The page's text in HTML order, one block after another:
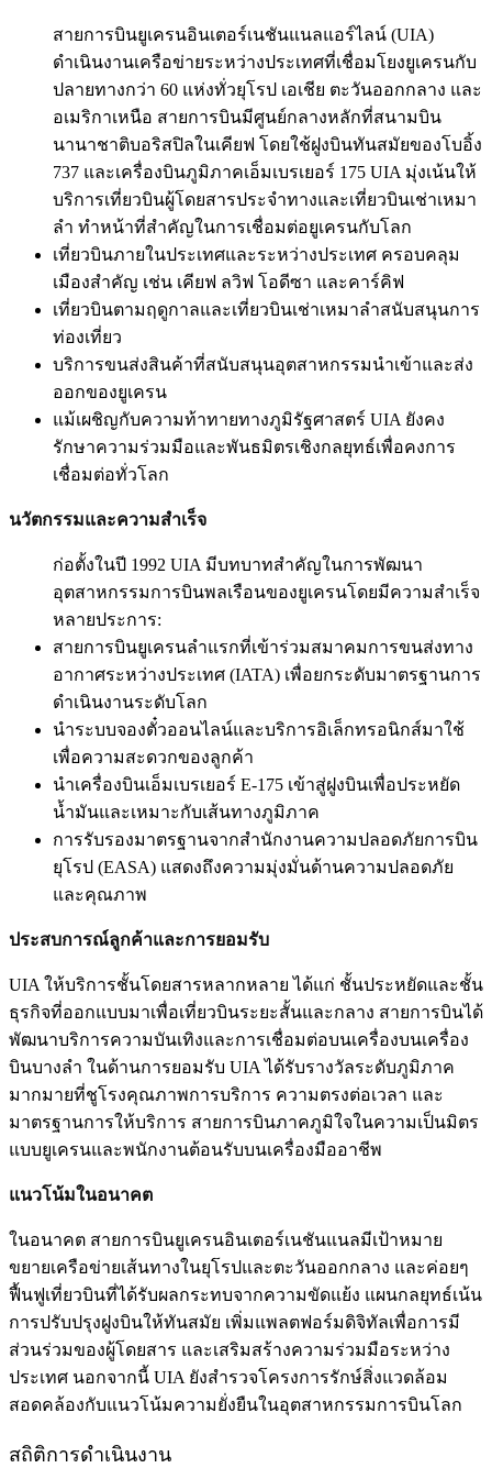
สายการบินยูเครนอินเตอร์เนชันแนลแอร์ไลน์ (UIA)
ดำเนินงานเครือข่ายระหว่างประเทศที่เชื่อมโยงยูเครนกับ
ปลายทางกว่า 60 แห่งทั่วยุโรป เอเชีย ตะวันออกกลาง และ
อเมริกาเหนือ สายการบินมีศูนย์กลางหลักที่สนามบิน
นานาชาติบอริสปิลในเคียฟ โดยใช้ฝูงบินทันสมัยของโบอิ้ง
737 และเครื่องบินภูมิภาคเอ็มเบรเยอร์ 175 UIA มุ่งเน้นให้
บริการเที่ยวบินผู้โดยสารประจำทางและเที่ยวบินเช่าเหมา
ลำ ทำหน้าที่สำคัญในการเชื่อมต่อยูเครนกับโลก
เที่ยวบินภายในประเทศและระหว่างประเทศ ครอบคลุม
เมืองสำคัญ เช่น เคียฟ ลวิฟ โอดีซา และคาร์คิฟ
เที่ยวบินตามฤดูกาลและเที่ยวบินเช่าเหมาลำสนับสนุนการ
ท่องเที่ยว
บริการขนส่งสินค้าที่สนับสนุนอุตสาหกรรมนำเข้าและส่ง
ออกของยูเครน
แม้เผชิญกับความท้าทายทางภูมิรัฐศาสตร์ UIA ยังคง
รักษาความร่วมมือและพันธมิตรเชิงกลยุทธ์เพื่อคงการ
เชื่อมต่อทั่วโลก
นวัตกรรมและความสำเร็จ
ก่อตั้งในปี 1992 UIA มีบทบาทสำคัญในการพัฒนา
อุตสาหกรรมการบินพลเรือนของยูเครนโดยมีความสำเร็จ
หลายประการ:
สายการบินยูเครนลำแรกที่เข้าร่วมสมาคมการขนส่งทาง
อากาศระหว่างประเทศ (IATA) เพื่อยกระดับมาตรฐานการ
ดำเนินงานระดับโลก
นำระบบจองตั๋วออนไลน์และบริการอิเล็กทรอนิกส์มาใช้
เพื่อความสะดวกของลูกค้า
นำเครื่องบินเอ็มเบรเยอร์ E-175 เข้าสู่ฝูงบินเพื่อประหยัด
น้ำมันและเหมาะกับเส้นทางภูมิภาค
การรับรองมาตรฐานจากสำนักงานความปลอดภัยการบิน
ยุโรป (EASA) แสดงถึงความมุ่งมั่นด้านความปลอดภัย
และคุณภาพ
ประสบการณ์ลูกค้าและการยอมรับ
UIA ให้บริการชั้นโดยสารหลากหลาย ได้แก่ ชั้นประหยัดและชั้น
ธุรกิจที่ออกแบบมาเพื่อเที่ยวบินระยะสั้นและกลาง สายการบินได้
พัฒนาบริการความบันเทิงและการเชื่อมต่อบนเครื่องบนเครื่อง
บินบางลำ ในด้านการยอมรับ UIA ได้รับรางวัลระดับภูมิภาค
มากมายที่ชูโรงคุณภาพการบริการ ความตรงต่อเวลา และ
มาตรฐานการให้บริการ สายการบินภาคภูมิใจในความเป็นมิตร
แบบยูเครนและพนักงานต้อนรับบนเครื่องมืออาชีพ
แนวโน้มในอนาคต
ในอนาคต สายการบินยูเครนอินเตอร์เนชันแนลมีเป้าหมาย
ขยายเครือข่ายเส้นทางในยุโรปและตะวันออกกลาง และค่อยๆ
ฟื้นฟูเที่ยวบินที่ได้รับผลกระทบจากความขัดแย้ง แผนกลยุทธ์เน้น
การปรับปรุงฝูงบินให้ทันสมัย เพิ่มแพลตฟอร์มดิจิทัลเพื่อการมี
ส่วนร่วมของผู้โดยสาร และเสริมสร้างความร่วมมือระหว่าง
ประเทศ นอกจากนี้ UIA ยังสำรวจโครงการรักษ์สิ่งแวดล้อม
สอดคล้องกับแนวโน้มความยั่งยืนในอุตสาหกรรมการบินโลก
สถิติการดำเนินงาน